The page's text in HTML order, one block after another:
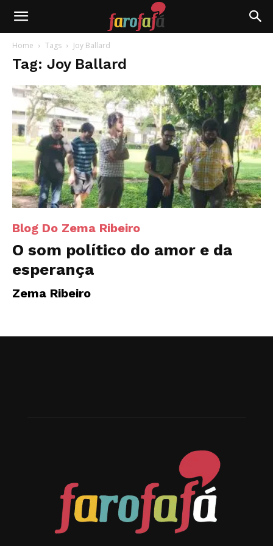
Farofafá
Home Tags Joy Ballard
Tag: Joy Ballard
Blog Do Zema Ribeiro
O som político do amor e da
esperança
Zema Ribeiro